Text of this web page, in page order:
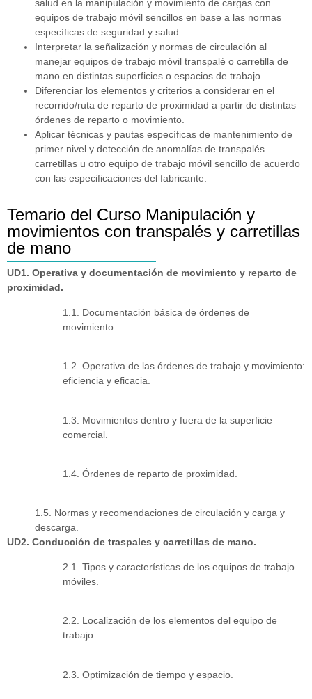
salud en la manipulación y movimiento de cargas con
equipos de trabajo móvil sencillos en base a las normas
específicas de seguridad y salud.
Interpretar la señalización y normas de circulación al
manejar equipos de trabajo móvil transpalé o carretilla de
mano en distintas superficies o espacios de trabajo.
Diferenciar los elementos y criterios a considerar en el
recorrido/ruta de reparto de proximidad a partir de distintas
órdenes de reparto o movimiento.
Aplicar técnicas y pautas específicas de mantenimiento de
primer nivel y detección de anomalías de transpalés
carretillas u otro equipo de trabajo móvil sencillo de acuerdo
con las especificaciones del fabricante.
Temario del Curso Manipulación y
movimientos con transpalés y carretillas
de mano
UD1. Operativa y documentación de movimiento y reparto de
proximidad.
1.1. Documentación básica de órdenes de
movimiento.
1.2. Operativa de las órdenes de trabajo y movimiento:
eficiencia y eficacia.
1.3. Movimientos dentro y fuera de la superficie
comercial.
1.4. Órdenes de reparto de proximidad.
1.5. Normas y recomendaciones de circulación y carga y
descarga.
UD2. Conducción de traspales y carretillas de mano.
2.1. Tipos y características de los equipos de trabajo
móviles.
2.2. Localización de los elementos del equipo de
trabajo.
2.3. Optimización de tiempo y espacio.